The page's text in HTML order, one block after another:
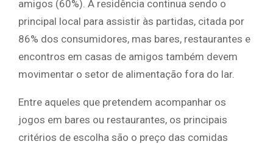
amigos (60%). A residência continua sendo o
principal local para assistir às partidas, citada por
86% dos consumidores, mas bares, restaurantes e
encontros em casas de amigos também devem
movimentar o setor de alimentação fora do lar.
Entre aqueles que pretendem acompanhar os
jogos em bares ou restaurantes, os principais
critérios de escolha são o preço das comidas